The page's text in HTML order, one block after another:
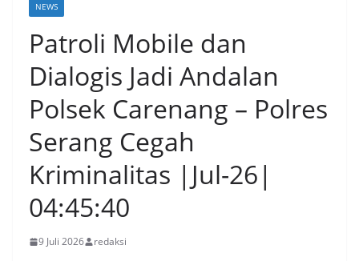
NEWS
Patroli Mobile dan
Dialogis Jadi Andalan
Polsek Carenang – Polres
Serang Cegah
Kriminalitas |Jul-26|
04:45:40
9 Juli 2026 redaksi